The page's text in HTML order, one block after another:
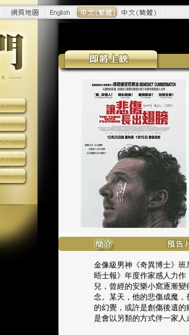
金像級男神《奇異博士》
晤士報》年度作家感人力
兒，曾經的安樂小窩逐漸
念。某天，他的悲傷成魔
的幻覺，或許是創傷後遺
是會以另類的方式伴一家人